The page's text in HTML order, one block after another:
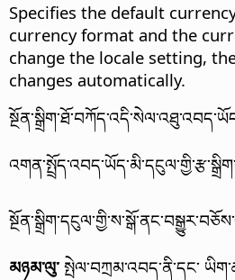
Specifies the default
currency format and the
change the locale setting,
changes automatically.
མཉམ་ལུ་ སྤེལ་བཀྲམ་འབད་ནི་དང་